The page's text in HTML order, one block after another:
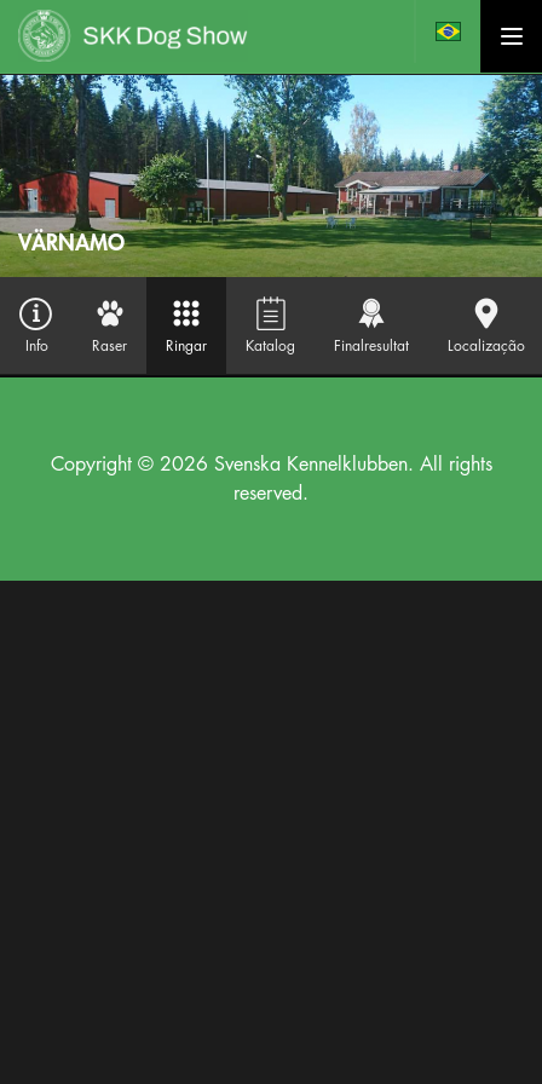
VÄRNAMO
Info Raser Ringar Katalog Finalresultat Localização
Copyright © 2026 Svenska Kennelklubben. All rights
reserved.